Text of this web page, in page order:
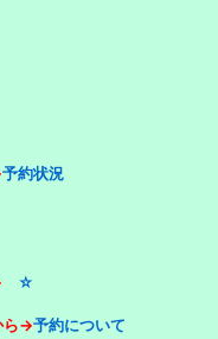
予約状況
☆
ら→予約について